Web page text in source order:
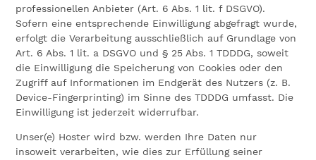
professionellen Anbieter (Art. 6 Abs. 1 lit. f DSGVO).
Sofern eine entsprechende Einwilligung abgefragt wurde,
erfolgt die Verarbeitung ausschließlich auf Grundlage von
Art. 6 Abs. 1 lit. a DSGVO und § 25 Abs. 1 TDDDG, soweit
die Einwilligung die Speicherung von Cookies oder den
Zugriff auf Informationen im Endgerät des Nutzers (z. B.
Device-Fingerprinting) im Sinne des TDDDG umfasst. Die
Einwilligung ist jederzeit widerrufbar.
Unser(e) Hoster wird bzw. werden Ihre Daten nur
insoweit verarbeiten, wie dies zur Erfüllung seiner